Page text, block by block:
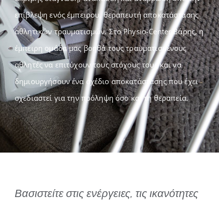
επίβλεψη ενός έμπειρου, θεραπευτή αποκατάστασης
αθλητικών τραυματισμών. Στο Physio-Center Βάρης, η
έμπειρη ομάδα μας βοηθά τους τραυματισμένους
αθλητές να επιτύχουν τους στόχους τους και να
δημιουργήσουν ένα σχέδιο αποκατάστασης που έχει
σχεδιαστεί για την πρόληψη όσο και τη θεραπεία.
Βασιστείτε στις ενέργειες, τις ικανότητες